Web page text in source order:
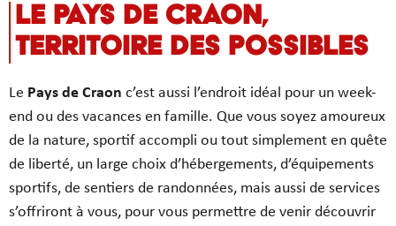
Le Pays de Craon,
Territoire des Possibles
Le Pays de Craon c’est aussi l’endroit idéal pour un week-
end ou des vacances en famille. Que vous soyez amoureux
de la nature, sportif accompli ou tout simplement en quête
de liberté, un large choix d’hébergements, d’équipements
sportifs, de sentiers de randonnées, mais aussi de services
s’offriront à vous, pour vous permettre de venir découvrir